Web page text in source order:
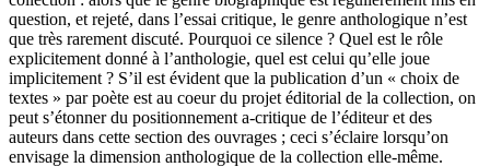
question, et rejeté, dans l’essai critique, le genre anthologique n’est
que très rarement discuté. Pourquoi ce silence ? Quel est le rôle
explicitement donné à l’anthologie, quel est celui qu’elle joue
implicitement ? S’il est évident que la publication d’un « choix de
textes » par poète est au coeur du projet éditorial de la collection, on
peut s’étonner du positionnement a-critique de l’éditeur et des
auteurs dans cette section des ouvrages ; ceci s’éclaire lorsqu’on
envisage la dimension anthologique de la collection elle-même.